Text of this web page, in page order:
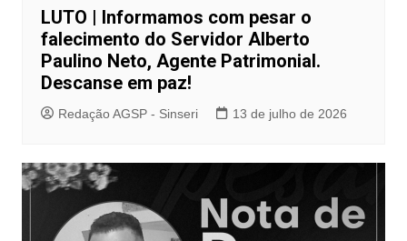
LUTO | Informamos com pesar o
falecimento do Servidor Alberto
Paulino Neto, Agente Patrimonial.
Descanse em paz!
Redação AGSP - Sinseri 13 de julho de 2026